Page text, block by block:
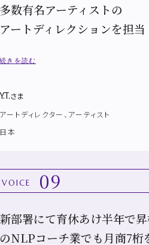
多数有名アーティストの
アートディレクションを担当
続きを読む
Y.T.さま
アートディレクター、アーティスト
日本
VOICE 09
新部署にて育休あけ半年で
のNLPコーチ業でも月商7桁